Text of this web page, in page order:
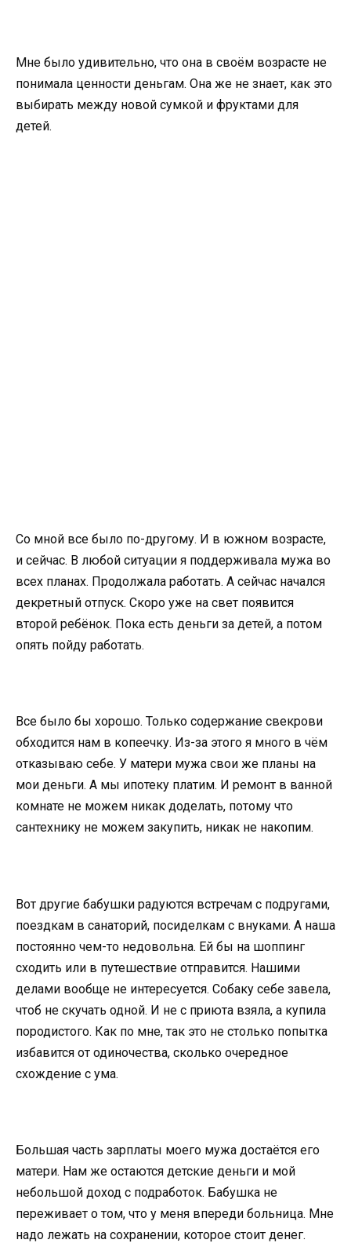
Мне было удивительно, что она в своём возрасте не
понимала ценности деньгам. Она же не знает, как это
выбирать между новой сумкой и фруктами для
детей.
Со мной все было по-другому. И в южном возрасте,
и сейчас. В любой ситуации я поддерживала мужа во
всех планах. Продолжала работать. А сейчас начался
декретный отпуск. Скоро уже на свет появится
второй ребёнок. Пока есть деньги за детей, а потом
опять пойду работать.
Все было бы хорошо. Только содержание свекрови
обходится нам в копеечку. Из-за этого я много в чём
отказываю себе. У матери мужа свои же планы на
мои деньги. А мы ипотеку платим. И ремонт в ванной
комнате не можем никак доделать, потому что
сантехнику не можем закупить, никак не накопим.
Вот другие бабушки радуются встречам с подругами,
поездкам в санаторий, посиделкам с внуками. А наша
постоянно чем-то недовольна. Ей бы на шоппинг
сходить или в путешествие отправится. Нашими
делами вообще не интересуется. Собаку себе завела,
чтоб не скучать одной. И не с приюта взяла, а купила
породистого. Как по мне, так это не столько попытка
избавится от одиночества, сколько очередное
схождение с ума.
Большая часть зарплаты моего мужа достаётся его
матери. Нам же остаются детские деньги и мой
небольшой доход с подработок. Бабушка не
переживает о том, что у меня впереди больница. Мне
надо лежать на сохранении, которое стоит денег.